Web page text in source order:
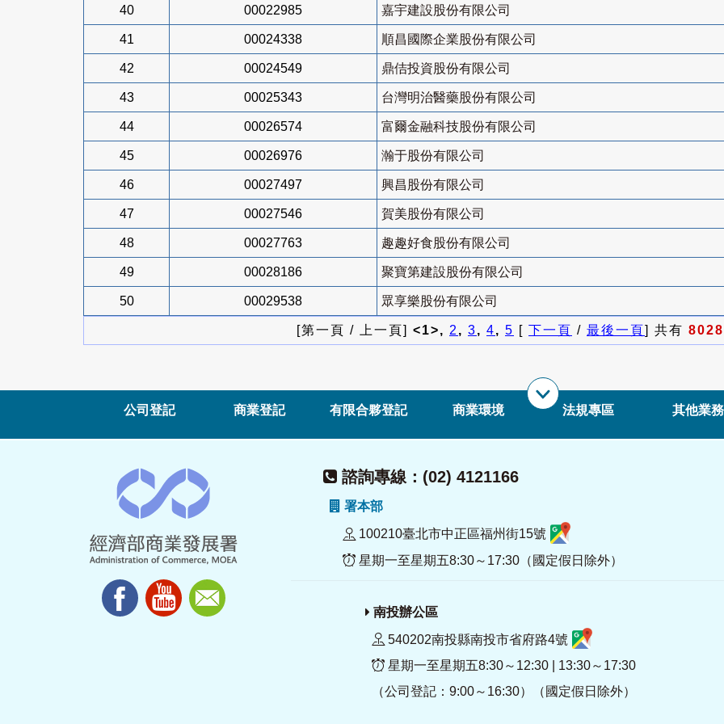
40 00022985 嘉宇建設股份有限公司
41 00024338 順昌國際企業股份有限公司
42 00024549 鼎佶投資股份有限公司
43 00025343 台灣明治醫藥股份有限公司
44 00026574 富爾金融科技股份有限公司
45 00026976 瀚于股份有限公司
46 00027497 興昌股份有限公司
47 00027546 賀美股份有限公司
48 00027763 趣趣好食股份有限公司
49 00028186 聚寶第建設股份有限公司
50 00029538 眾享樂股份有限公司
[第一頁 / 上一頁] <1>, 2, 3, 4, 5 [ 下一頁 / 最後一頁] 共有 8028
公司登記 商業登記 有限合夥登記 商業環境 法規專區 其他業務
諮詢專線：(02) 4121166
署本部
100210臺北市中正區福州街15號
星期一至星期五8:30～17:30（國定假日除外）
南投辦公區
540202南投縣南投市省府路4號
星期一至星期五8:30～12:30 | 13:30～17:30
（公司登記：9:00～16:30）（國定假日除外）